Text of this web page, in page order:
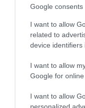
Google consents
I want to allow
related to
device identifiers
I want to allow
Google for
I want to allow
Το
από την ΕΕ έργο
Gaming Police”
ενισχύει την
των παιδιών στο
διαδίκτυο
31.07.2026
ΑΑΔΕ: Διευκρινίσεις
για τα πρόστιμα
αφορούν τους